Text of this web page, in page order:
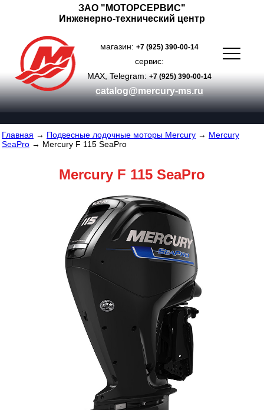
ЗАО "МОТОРСЕРВИС"
Инженерно-технический центр
магазин:+7 (925) 390-00-14
сервис:
MAX, Telegram:+7 (925) 390-00-14
catalog@mercury-ms.ru
Главная → Подвесные лодочные моторы Mercury → Mercury
SeaPro → Mercury F 115 SeaPro
Mercury F 115 SeaPro